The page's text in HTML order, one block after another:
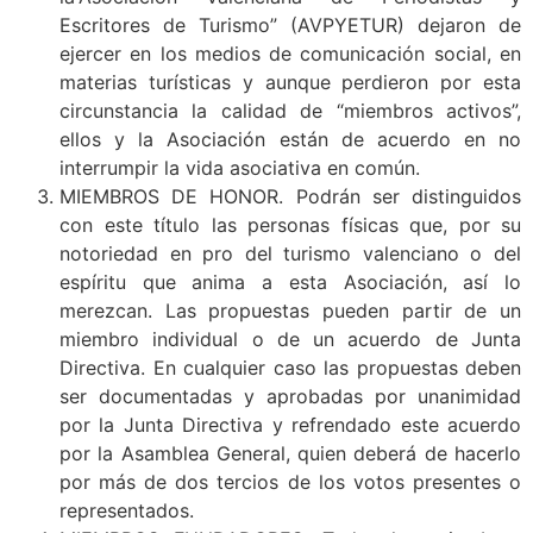
Escritores de Turismo” (AVPYETUR) dejaron de
ejercer en los medios de comunicación social, en
materias turísticas y aunque perdieron por esta
circunstancia la calidad de “miembros activos”,
ellos y la Asociación están de acuerdo en no
interrumpir la vida asociativa en común.
MIEMBROS DE HONOR. Podrán ser distinguidos
con este título las personas físicas que, por su
notoriedad en pro del turismo valenciano o del
espíritu que anima a esta Asociación, así lo
merezcan. Las propuestas pueden partir de un
miembro individual o de un acuerdo de Junta
Directiva. En cualquier caso las propuestas deben
ser documentadas y aprobadas por unanimidad
por la Junta Directiva y refrendado este acuerdo
por la Asamblea General, quien deberá de hacerlo
por más de dos tercios de los votos presentes o
representados.